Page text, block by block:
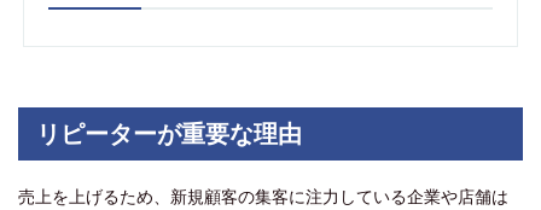
リピーターが重要な理由
売上を上げるため、新規顧客の集客に注力している企業や店舗は